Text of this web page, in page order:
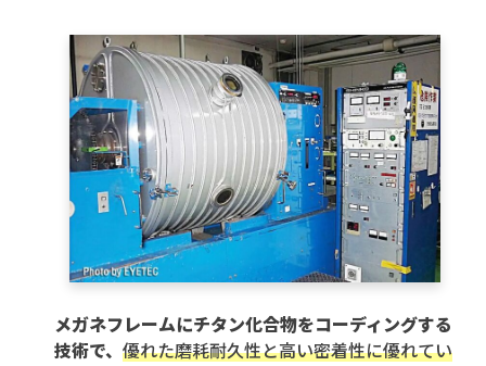
メガネフレームにチタン化合物をコーディングする
技術で、 優れた磨耗耐久性と高い密着性に優れてい